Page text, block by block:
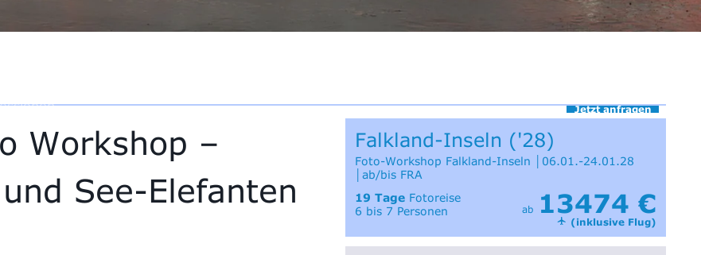
Jetzt anfragen
Workshop –
See-Elefanten
Falkland-Inseln ('28)
Foto-Workshop Falkland-Inseln │06.01.-24.01.28
│ab/bis FRA
19 Tage Fotoreise
6 bis 7 Personen
ab 13474 €
(inklusive Flug)